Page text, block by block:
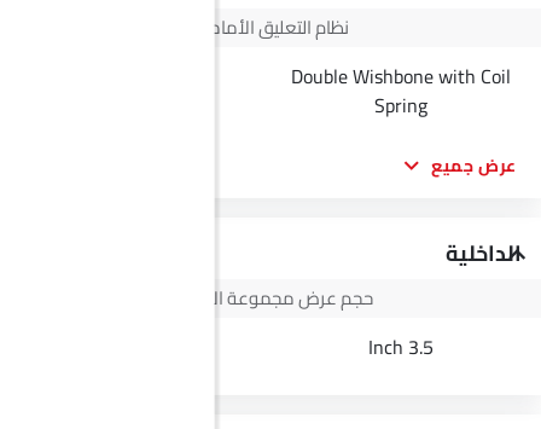
نظام التعليق الأمامي
Double Wishbone with Coil
Spring
عرض جميع
الداخلية
حجم عرض مجموعة الأجهزة
3.5 Inch